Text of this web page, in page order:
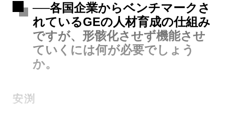
──各国企業からベンチマークさ
れているGEの人材育成の仕組み
ですが、形骸化させず機能させ
ていくには何が必要でしょう
か。
安渕